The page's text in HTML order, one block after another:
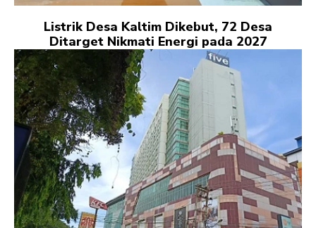
Listrik Desa Kaltim Dikebut, 72 Desa
Ditarget Nikmati Energi pada 2027